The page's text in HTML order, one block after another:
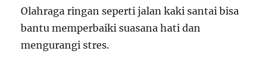
Olahraga ringan seperti jalan kaki santai bisa
bantu memperbaiki suasana hati dan
mengurangi stres.